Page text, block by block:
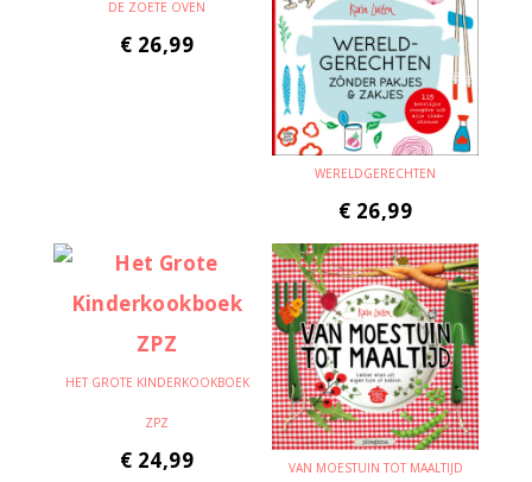
DE ZOETE OVEN
€ 26,99
WERELDGERECHTEN
€ 26,99
HET GROTE KINDERKOOKBOEK
ZPZ
€ 24,99 VAN MOESTUIN TOT MAALTIJD